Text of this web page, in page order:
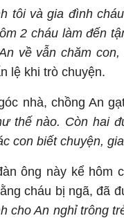
tôi và gia đình
2 cháu làm đến
về vẫn chăm
lệ khi trò chuyện.
nhà, chồng An
thế nào. Còn hai
con biết chuyện,
ông này kể hôm
cháu bị ngã, đã
cho An nghỉ trông